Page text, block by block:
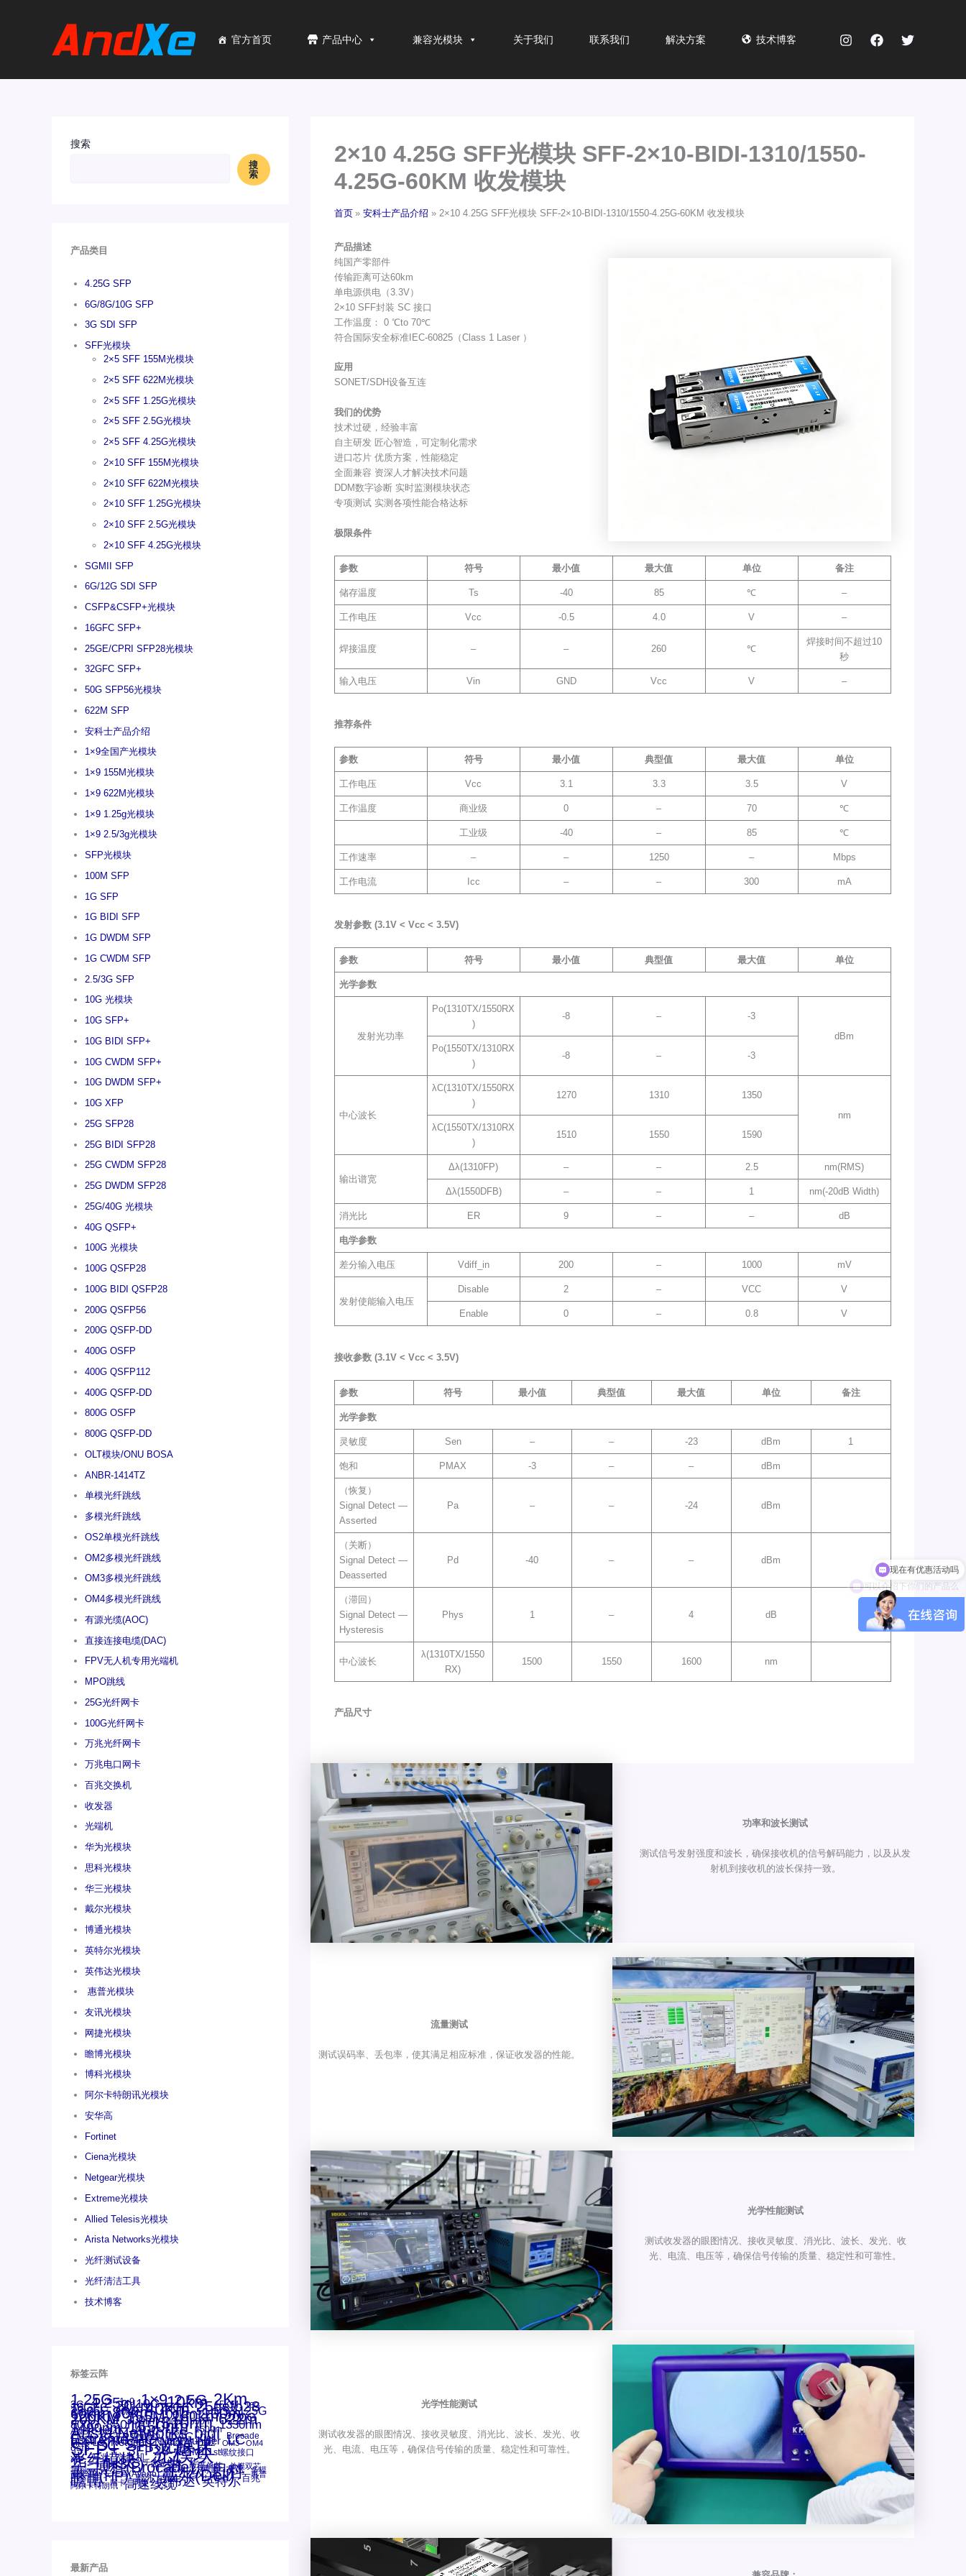
官方首页 产品中心 兼容光模块 关于我们 联系我们 解决方案 技术博客
搜索
搜
索
产品类目
4.25G SFP
6G/8G/10G SFP
3G SDI SFP
SFF光模块
2×5 SFF 155M光模块
2×5 SFF 622M光模块
2×5 SFF 1.25G光模块
2×5 SFF 2.5G光模块
2×5 SFF 4.25G光模块
2×10 SFF 155M光模块
2×10 SFF 622M光模块
2×10 SFF 1.25G光模块
2×10 SFF 2.5G光模块
2×10 SFF 4.25G光模块
SGMII SFP
6G/12G SDI SFP
CSFP&CSFP+光模块
16GFC SFP+
25GE/CPRI SFP28光模块
32GFC SFP+
50G SFP56光模块
622M SFP
安科士产品介绍
1×9全国产光模块
1×9 155M光模块
1×9 622M光模块
1×9 1.25g光模块
1×9 2.5/3g光模块
SFP光模块
100M SFP
1G SFP
1G BIDI SFP
1G DWDM SFP
1G CWDM SFP
2.5/3G SFP
10G 光模块
10G SFP+
10G BIDI SFP+
10G CWDM SFP+
10G DWDM SFP+
10G XFP
25G SFP28
25G BIDI SFP28
25G CWDM SFP28
25G DWDM SFP28
25G/40G 光模块
40G QSFP+
100G 光模块
100G QSFP28
100G BIDI QSFP28
200G QSFP56
200G QSFP-DD
400G OSFP
400G QSFP112
400G QSFP-DD
800G OSFP
800G QSFP-DD
OLT模块/ONU BOSA
ANBR-1414TZ
单模光纤跳线
多模光纤跳线
OS2单模光纤跳线
OM2多模光纤跳线
OM3多模光纤跳线
OM4多模光纤跳线
有源光缆(AOC)
直接连接电缆(DAC)
FPV无人机专用光端机
MPO跳线
25G光纤网卡
100G光纤网卡
万兆光纤网卡
万兆电口网卡
百兆交换机
收发器
光端机
华为光模块
思科光模块
华三光模块
戴尔光模块
博通光模块
英特尔光模块
英伟达光模块
惠普光模块
友讯光模块
网捷光模块
瞻博光模块
博科光模块
阿尔卡特朗讯光模块
安华高
Fortinet
Ciena光模块
Netgear光模块
Extreme光模块
Allied Telesis光模块
Arista Networks光模块
光纤测试设备
光纤清洁工具
技术博客
标签云阵
1.25G 1x9 1×9 2.5G 2Km
3G 4.25g 10G 10km 15KM 16G
16GFC 20km 25GE 25gsfp28
28.05G 30km 40Km 50m 53.125G
60km 80km 100km 100m
120KM 155M 160km 200G
200KM 300m 400m 550m 622m
800G 850nm 1310nm 1330nm
1490nm 1550nm 2500m
ANBR-1414TZ AOC Arista
Arista Networks bidi Brocade
Cisco CSFP光模块 DAC Dell
Extreme FC Intel Juniper LC
MPO-LC Netgear NVIDIA OM2 OM3 OM4
qsfp SC SFF光模块
SFP+ SFP28 SGMII st螺纹接口
xfp 万兆 交换机 光模块
光纤模块 千兆光模块 华三
华三(H3C) 华为 单模单芯 单模双芯
博科 博科(Brocade) 博通 友讯 多模
安华高 安华高(Avago) 工业级 思科 惠普
惠普(HP) 戴尔 戴尔(Dell) 百兆
瞻博 网卡 网捷 英伟达 英特尔
阿尔卡特朗讯 高速线缆
最新产品
2×10 4.25G SFF光模块 SFF-2×10-BIDI-1310/1550-
4.25G-60KM 收发模块
首页 安科士产品介绍 2×10 4.25G SFF光模块 SFF-2×10-BIDI-1310/1550-4.25G-60KM 收发模块
产品描述
纯国产零部件
传输距离可达60km
单电源供电（3.3V）
2×10 SFF封装 SC 接口
工作温度： 0 ℃to 70℃
符合国际安全标准IEC-60825（Class 1 Laser ）
应用
SONET/SDH设备互连
我们的优势
技术过硬，经验丰富
自主研发 匠心智造，可定制化需求
进口芯片 优质方案，性能稳定
全面兼容 资深人才解决技术问题
DDM数字诊断 实时监测模块状态
专项测试 实测各项性能合格达标
极限条件
参数 符号 最小值 最大值 单位 备注
储存温度 Ts -40 85 ℃ –
工作电压 Vcc -0.5 4.0 V –
焊接温度 – – 260 ℃
焊接时间不超过10
秒
输入电压 Vin GND Vcc V –
推荐条件
参数 符号 最小值 典型值 最大值 单位
工作电压 Vcc 3.1 3.3 3.5 V
工作温度 商业级 0 – 70 ℃
工业级 -40 – 85 ℃
工作速率 – – 1250 – Mbps
工作电流 Icc – – 300 mA
发射参数 (3.1V < Vcc< 3.5V)
参数 符号 最小值 典型值 最大值 单位
光学参数
发射光功率
Po(1310TX/1550RX
)
-8 –
-3
dBm
Po(1550TX/1310RX
)
-8 – -3
中心波长
λC(1310TX/1550RX
)
1270 1310
1350
nm
λC(1550TX/1310RX
)
1510 1550 1590
输出谱宽
Δλ(1310FP) – – 2.5 nm(RMS)
Δλ(1550DFB) – – 1 nm(-20dB Width)
消光比 ER 9 – – dB
电学参数
差分输入电压 Vdiff_in 200 – 1000 mV
发射使能输入电压
Disable 2 – VCC V
Enable 0 – 0.8 V
接收参数 (3.1V < Vcc< 3.5V)
参数 符号 最小值 典型值 最大值 单位 备注
光学参数
灵敏度 Sen – – -23 dBm 1
饱和 PMAX -3 – – dBm
（恢复）
Signal Detect —
Asserted
Pa – – -24 dBm
（关断）
Signal Detect —
Deasserted
Pd -40 – – dBm
（滞回）
Signal Detect —
Hysteresis
Phys 1 – 4 dB
中心波长
λ(1310TX/1550
RX)
1500 1550 1600 nm
产品尺寸
功率和波长测试
测试信号发射强度和波长，确保接收机的信号解码能力，以及从发
射机到接收机的波长保持一致。
流量测试
测试误码率、丢包率，使其满足相应标准，保证收发器的性能。
光学性能测试
测试收发器的眼图情况、接收灵敏度、消光比、波长、发光、收
光、电流、电压等，确保信号传输的质量、稳定性和可靠性。
光学性能测试
测试收发器的眼图情况、接收灵敏度、消光比、波长、发光、收
光、电流、电压等，确保信号传输的质量、稳定性和可靠性。
可以介绍下你们的产品么